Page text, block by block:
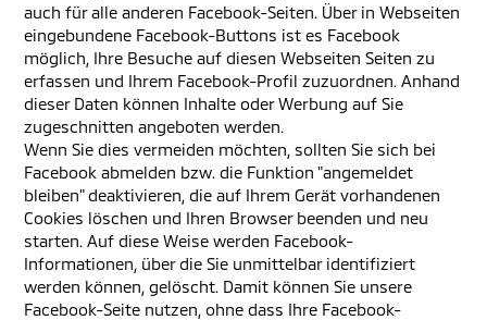
auch für alle anderen Facebook-Seiten. Über in Webseiten
eingebundene Facebook-Buttons ist es Facebook
möglich, Ihre Besuche auf diesen Webseiten Seiten zu
erfassen und Ihrem Facebook-Profil zuzuordnen. Anhand
dieser Daten können Inhalte oder Werbung auf Sie
zugeschnitten angeboten werden.
Wenn Sie dies vermeiden möchten, sollten Sie sich bei
Facebook abmelden bzw. die Funktion "angemeldet
bleiben" deaktivieren, die auf Ihrem Gerät vorhandenen
Cookies löschen und Ihren Browser beenden und neu
starten. Auf diese Weise werden Facebook-
Informationen, über die Sie unmittelbar identifiziert
werden können, gelöscht. Damit können Sie unsere
Facebook-Seite nutzen, ohne dass Ihre Facebook-